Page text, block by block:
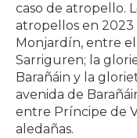
caso de atropello.
atropellos en 2023
Monjardín, entre
Sarriguren; la
Barañáin y la
avenida de
entre Príncipe de
aledañas.